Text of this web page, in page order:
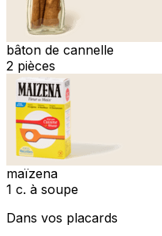
bâton de cannelle
2 pièces
maïzena
1 c. à soupe
Dans vos placards